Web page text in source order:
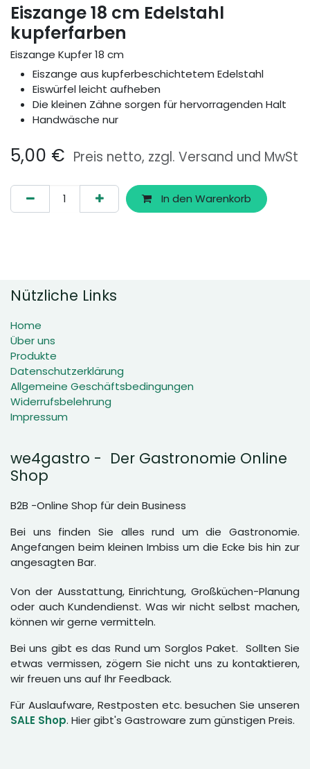
Eiszange 18 cm Edelstahl
kupferfarben
Eiszange Kupfer 18 cm
Eiszange aus kupferbeschichtetem Edelstahl
Eiswürfel leicht aufheben
Die kleinen Zähne sorgen für hervorragenden Halt
Handwäsche nur
5,00 € Preis netto, zzgl. Versand und MwSt
In den Warenkorb
Nützliche Links
Home
Über uns
Produkte
Datenschutzerklärung
Allgemeine Geschäftsbedingungen
Widerrufsbelehrung
Impressum
we4gastro - Der Gastronomie Online
Shop
B2B -Online Shop für dein Business
Bei uns finden Sie alles rund um die Gastronomie.
Angefangen beim kleinen Imbiss um die Ecke bis hin zur
angesagten Bar.
Von der Ausstattung, Einrichtung, Großküchen-Planung
oder auch Kundendienst. Was wir nicht selbst machen,
können wir gerne vermitteln.
Bei uns gibt es das Rund um Sorglos Paket. Sollten Sie
etwas vermissen, zögern Sie nicht uns zu kontaktieren,
wir freuen uns auf Ihr Feedback.
Für Auslaufware, Restposten etc. besuchen Sie unseren
SALE Shop. Hier gibt's Gastroware zum günstigen Preis.